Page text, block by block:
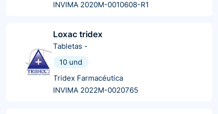
INVIMA 2020M-0010608-R1
Loxac tridex
Tabletas -
10 und
Tridex Farmacéutica
INVIMA 2022M-0020765